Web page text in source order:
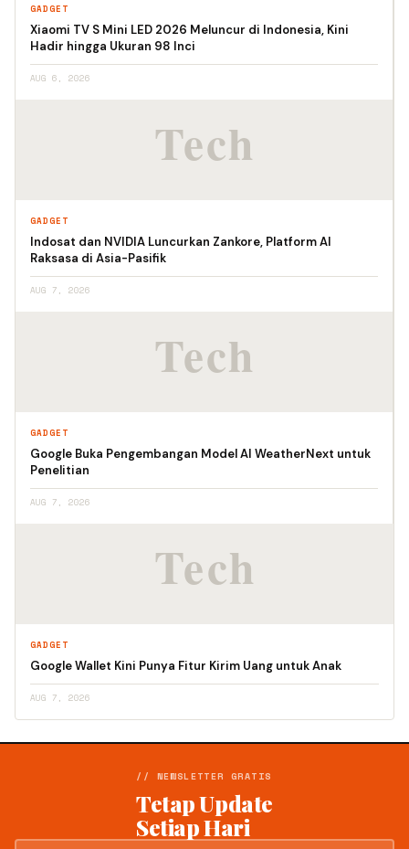
GADGET
Xiaomi TV S Mini LED 2026 Meluncur di Indonesia, Kini
Hadir hingga Ukuran 98 Inci
AUG 6, 2026
GADGET
Indosat dan NVIDIA Luncurkan Zankore, Platform AI
Raksasa di Asia-Pasifik
AUG 7, 2026
GADGET
Google Buka Pengembangan Model AI WeatherNext untuk
Penelitian
AUG 7, 2026
GADGET
Google Wallet Kini Punya Fitur Kirim Uang untuk Anak
AUG 7, 2026
// NEWSLETTER GRATIS
Tetap Update
Setiap Hari